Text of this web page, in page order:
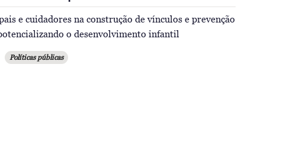
e cuidadores na construção de vínculos e prevenção
o desenvolvimento infantil
Políticas públicas